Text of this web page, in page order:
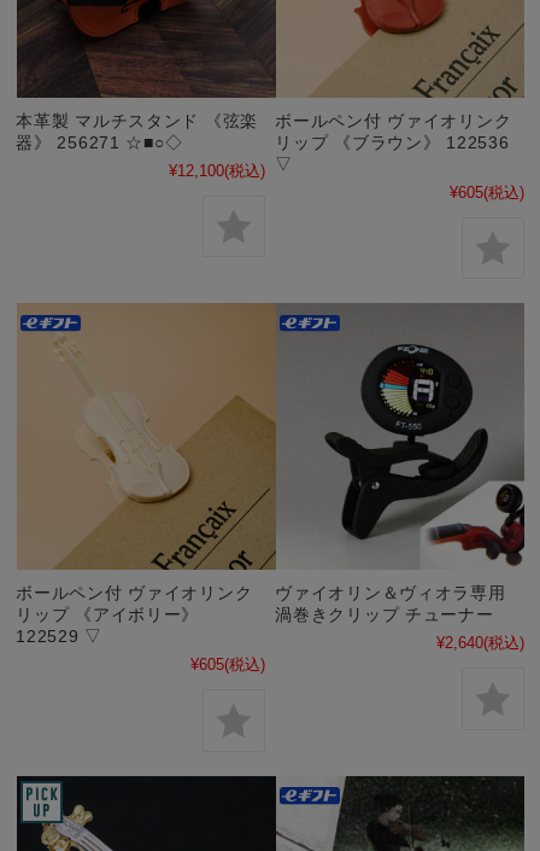
本革製 マルチスタンド 《弦楽
器》 256271 ☆■○◇
¥12,100(税込)
ボールペン付 ヴァイオリンク
リップ 《ブラウン》 122536
▽
¥605(税込)
ボールペン付 ヴァイオリンク
リップ 《アイボリー》
122529 ▽
¥605(税込)
ヴァイオリン＆ヴィオラ専用
渦巻きクリップ チューナー
¥2,640(税込)